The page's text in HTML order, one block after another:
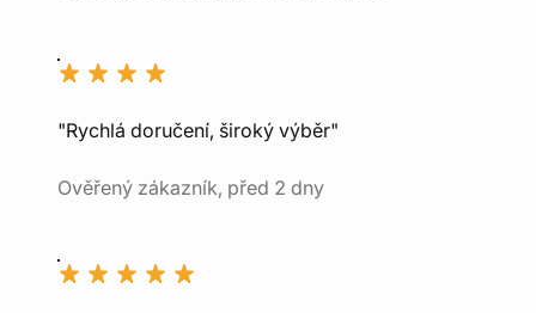
"Rychlá doručení, široký výběr"
Ověřený zákazník, před 2 dny